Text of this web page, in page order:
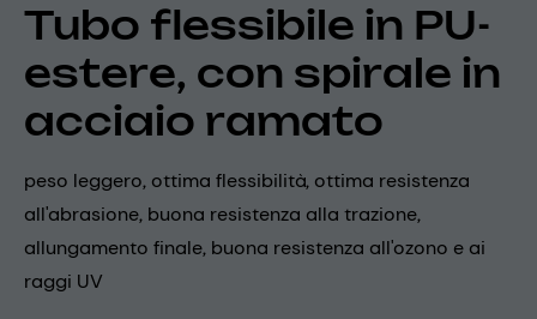
Tubo flessibile in PU-
estere, con spirale in
acciaio ramato
peso leggero, ottima flessibilità, ottima resistenza
all'abrasione, buona resistenza alla trazione,
allungamento finale, buona resistenza all'ozono e ai
raggi UV